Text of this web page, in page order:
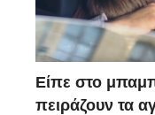
Είπε στο
πειράζουν τα